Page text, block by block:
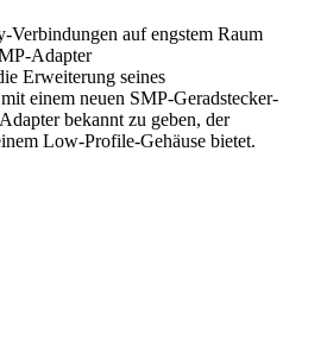
Verbindungen auf engstem Raum
Adapter
Erweiterung seines
einem neuen SMP-Geradstecker-
bekannt zu geben, der
Low-Profile-Gehäuse bietet.